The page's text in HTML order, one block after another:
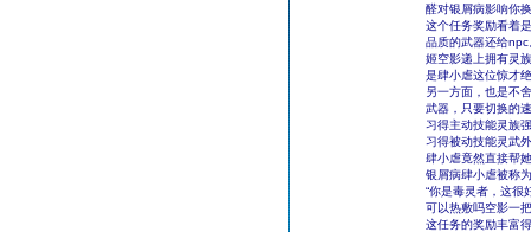
醛对银屑病影响你
这个任务奖励看着
品质的武器还给npc
姬空影递上拥有灵
是肆小虐这位惊才
另一方面，也是不
武器，只要切换的
习得主动技能灵族
习得被动技能灵武
肆小虐竟然直接帮
银屑病肆小虐被称
“你是毒灵者，这很
可以热敷吗空影一
这任务的奖励丰富